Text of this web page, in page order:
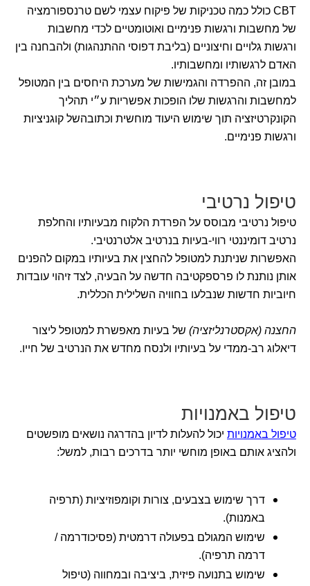
CBT כולל כמה טכניקות של פיקוח עצמי לשם טרנספורמציה
של מחשבות ורגשות פנימיים ואוטומטיים לכדי מחשבות
ורגשות גלויים וחיצוניים (בליבת דפוסי ההתנהגות) ולהבחנה בין
האדם לרגשותיו ומחשבותיו.
במובן זה, ההפרדה והגמישות של מערכת היחסים בין המטופל
למחשבות והרגשות שלו הופכות אפשריות ע״י תהליך
הקונקרטיזציה תוך שימוש היעוד מוחשית וכתובהשל קוגניציות
ורגשות פנימיים.
טיפול נרטיבי
טיפול נרטיבי מבוסס על הפרדת הלקוח מבעיותיו והחלפת
נרטיב דומיננטי רווי-בעיות בנרטיב אלטרנטיבי.
האפשרות שניתנת למטופל להחצין את בעיותיו במקום להפנים
אותן נותנת לו פרספקטיבה חדשה על הבעיה, לצד זיהוי עובדות
חיוביות חדשות שנבלעו בחוויה השלילית הכללית.
החצנה (אקסטרנליזציה) של בעיות מאפשרת למטופל ליצור
דיאלוג רב-ממדי על בעיותיו ולנסח מחדש את הנרטיב של חייו.
טיפול באמנויות
טיפול באמנויות יכול להעלות לדיון בהדרגה נושאים מופשטים
ולהציג אותם באופן מוחשי יותר בדרכים רבות, למשל:
דרך שימוש בצבעים, צורות וקומפוזיציות (תרפיה
באמנות).
שימוש המגולם בפעולה דרמטית (פסיכודרמה /
דרמה תרפיה).
שימוש בתנועה פיזית, ביציבה ובמחווה (טיפול